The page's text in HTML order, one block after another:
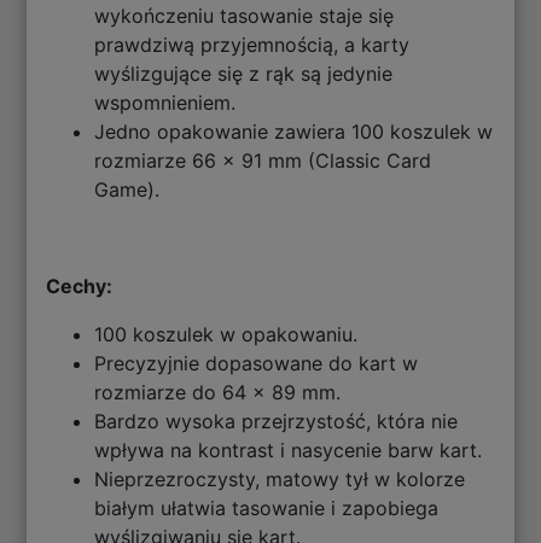
wykończeniu tasowanie staje się
prawdziwą przyjemnością, a karty
wyślizgujące się z rąk są jedynie
wspomnieniem.
Jedno opakowanie zawiera 100 koszulek w
rozmiarze 66 x 91 mm (Classic Card
Game).
Cechy:
100 koszulek w opakowaniu.
Precyzyjnie dopasowane do kart w
rozmiarze do 64 x 89 mm.
Bardzo wysoka przejrzystość, która nie
wpływa na kontrast i nasycenie barw kart.
Nieprzezroczysty, matowy tył w kolorze
białym ułatwia tasowanie i zapobiega
wyślizgiwaniu się kart.